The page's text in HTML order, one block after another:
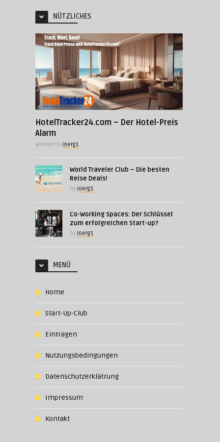
NÜTZLICHES
HotelTracker24.com – Der Hotel-Preis
Alarm
Written byJoerg1
World Traveler Club – Die besten
Reise Deals!
byJoerg1
Co-Working Spaces: Der Schlüssel
zum erfolgreichen Start-up?
byJoerg1
MENÜ
Home
Start-Up-Club
Eintragen
Nutzungsbedingungen
Datenschutzerklätrung
Impressum
Kontakt